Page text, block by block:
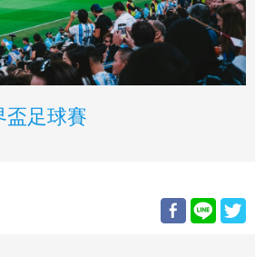
盃足球賽